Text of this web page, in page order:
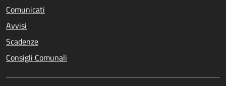
Comunicati
Avvisi
Scadenze
Consigli Comunali